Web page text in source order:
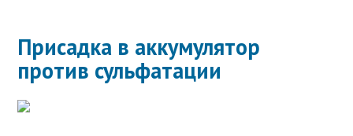
Присадка в аккумулятор
против сульфатации